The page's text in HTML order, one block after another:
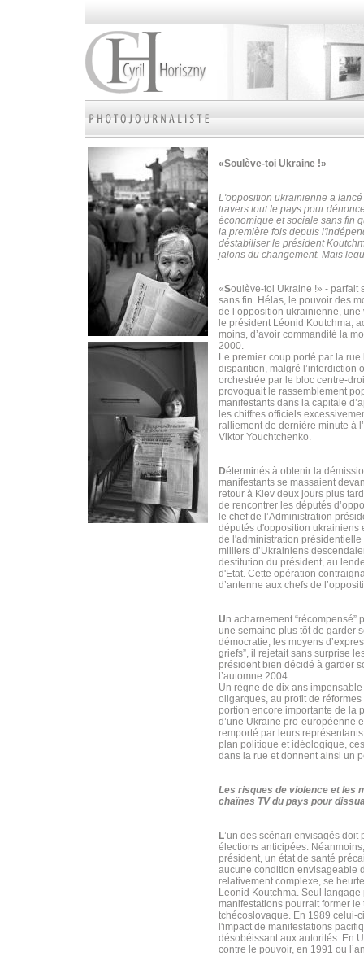
«Soulève-toi Ukraine !»
L'opposition ukrainienne a
travers tout le pays pour
économique et sociale sans fin
la première fois depuis
déstabiliser le président
jalons du changement. Mais
«Soulève-toi Ukraine !» - parfait
sans fin. Hélas, le pouvoir des
de l’opposition ukrainienne,
le président Léonid Koutchma,
moins, d’avoir commandité la
2000.
Le premier coup porté par la
disparition, malgré l’interdiction
orchestrée par le bloc centre-
provoquait le rassemblement
manifestants dans la capitale
les chiffres officiels
ralliement de dernière minute à
Viktor Youchtchenko.
Déterminés à obtenir la
manifestants se massaient
retour à Kiev deux jours plus
de rencontrer les députés
le chef de l’Administration
députés d'opposition ukrainiens
de l'administration
milliers d’Ukrainiens
destitution du président, au
d'Etat. Cette opération
d’antenne aux chefs de
Un acharnement
une semaine plus tôt de garder
démocratie, les moyens
griefs”, il rejetait sans surprise
président bien décidé à garder
l’automne 2004.
Un règne de dix ans
oligarques, au profit de
portion encore importante de la
d’une Ukraine pro-européenne
remporté par leurs
plan politique et idéologique,
dans la rue et donnent ainsi un
Les risques de violence et les
chaînes TV du pays pour
L’un des scénari envisagés
élections anticipées.
président, un état de santé
aucune condition envisageable
relativement complexe, se
Leonid Koutchma. Seul
manifestations pourrait former
tchécoslovaque. En 1989 celui-
l'impact de manifestations
désobéissant aux autorités. En
contre le pouvoir, en 1991 ou